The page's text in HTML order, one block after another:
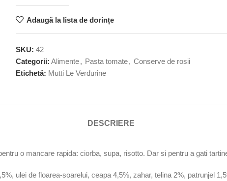
Adaugă la lista de dorințe
SKU:42
Categorii: Alimente, Pasta tomate, Conserve de rosii
Etichetă: Mutti Le Verdurine
DESCRIERE
o mancare rapida: ciorba, supa, risotto. Dar si pentru a gati
ulei de floarea-soarelui, ceapa 4,5%, zahar, telina 2%, patrunjel